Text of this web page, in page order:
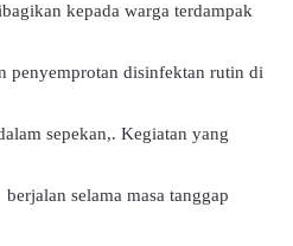
kepada warga terdampak
penyemprotan disinfektan rutin di
sepekan,. Kegiatan yang
selama masa tanggap